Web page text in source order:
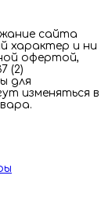
сайта
характер и ни
офертой,
(2)
для
изменяться в